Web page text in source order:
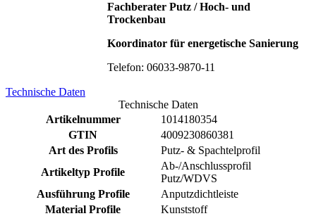
Fachberater Putz / Hoch- und
Trockenbau
Koordinator für energetische Sanierung
Telefon: 06033-9870-11
Technische Daten
Technische Daten
Artikelnummer
1014180354
GTIN
4009230860381
Art des Profils
Putz- & Spachtelprofil
Artikeltyp Profile
Ab-/Anschlussprofil
Putz/WDVS
Ausführung Profile
Anputzdichtleiste
Material Profile
Kunststoff